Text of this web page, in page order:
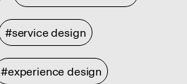
#service design
#experience design